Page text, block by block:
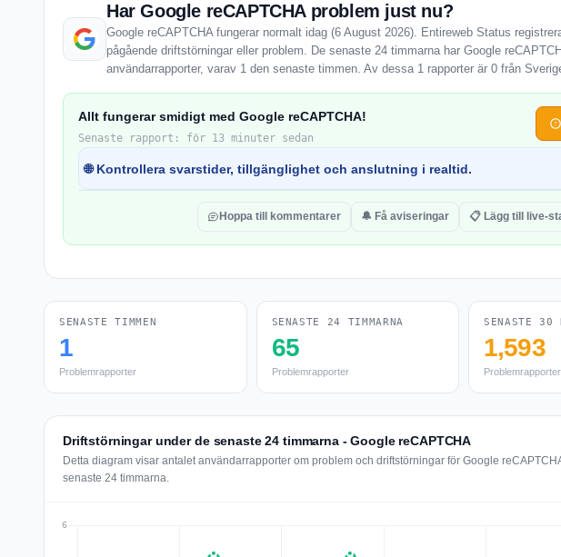
Har Google reCAPTCHA problem just nu?
Google reCAPTCHA fungerar normalt idag (6 August 2026). Entireweb Status
pågående driftstörningar eller problem. De senaste 24 timmarna har Google
användarrapporter, varav 1 den senaste timmen. Av dessa 1 rapporter är 0 från
Allt fungerar smidigt med Google reCAPTCHA!
Senaste rapport: för 13 minuter sedan
🌐 Kontrollera svarstider, tillgänglighet och anslutning i realtid.
Hoppa till kommentarer 🔔 Få aviseringar 📋 Lägg till live-
SENASTE TIMMEN
1
Problemrapporter
SENASTE 24 TIMMARNA
65
Problemrapporter
SENASTE 30
1,593
Problemrapporter
Driftstörningar under de senaste 24 timmarna - Google reCAPTCHA
Detta diagram visar antalet användarrapporter om problem och driftstörningar för Google
senaste 24 timmarna.